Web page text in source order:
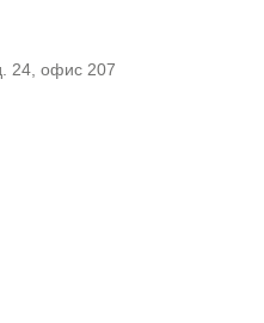
24, офис 207